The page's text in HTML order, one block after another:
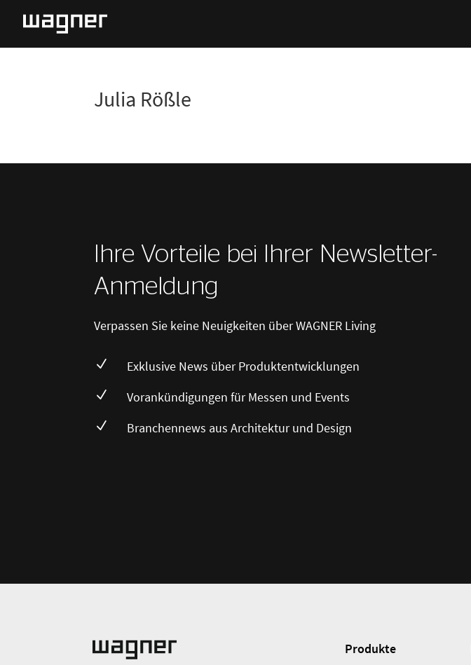
Julia Rößle
Ihre Vorteile bei Ihrer Newsletter-
Anmeldung
Verpassen Sie keine Neuigkeiten über WAGNER Living
N Exklusive News über Produktentwicklungen
N Vorankündigungen für Messen und Events
N Branchennews aus Architektur und Design
Produkte